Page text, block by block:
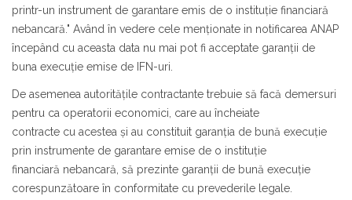
printr-un instrument de garantare emis de o instituție financiară
nebancară." Având în vedere cele menționate in notificarea ANAP
începând cu aceasta data nu mai pot fi acceptate garanții de
buna execuție emise de IFN-uri.
De asemenea autoritățile contractante trebuie să facă demersuri
pentru ca operatorii economici, care au încheiate
contracte cu acestea și au constituit garanția de bună execuție
prin instrumente de garantare emise de o instituție
financiară nebancară, să prezinte garanții de bună execuție
corespunzătoare în conformitate cu prevederile legale.